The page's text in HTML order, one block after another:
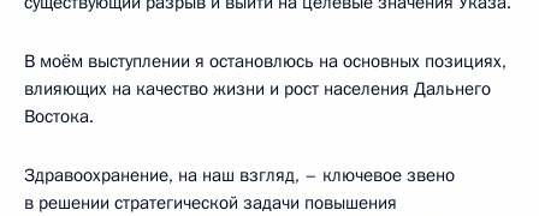
В моём выступлении я остановлюсь на основных позициях,
влияющих на качество жизни и рост населения Дальнего
Востока.
Здравоохранение, на наш взгляд, – ключевое звено
в решении стратегической задачи повышения